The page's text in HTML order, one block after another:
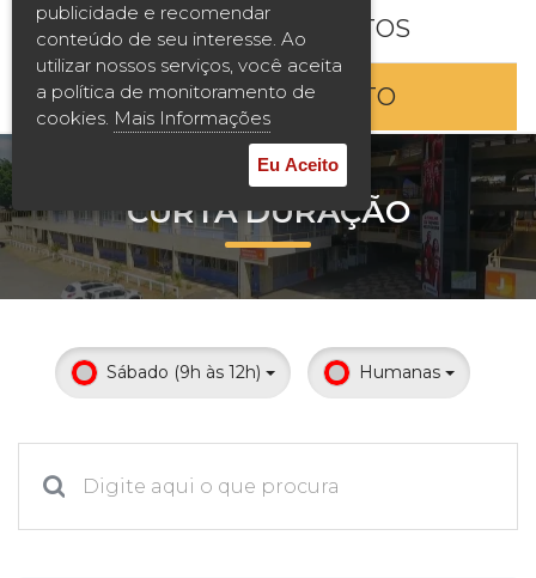
Vestibular
2ª Graduação
Transferência
Reingresso
Prouni
Desconto de pontualidade
Calendário acadêmico
BOLSAS E DESCONTOS
ENTRE EM CONTATO
CURTA DURAÇÃO
Sábado (9h às 12h) Humanas
publicidade e recomendar
conteúdo de seu interesse. Ao
utilizar nossos serviços, você aceita
a política de monitoramento de
cookies. Mais Informações
Eu Aceito